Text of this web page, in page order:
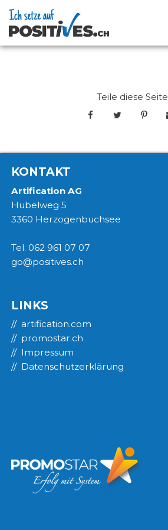
Teile diese Seite
KONTAKT
Artification AG
Hubelweg 5
3360 Herzogenbuchsee
Tel. 062 961 07 07
go@positives.ch
LINKS
artification.com
promostar.ch
Impressum
Datenschutzerklärung